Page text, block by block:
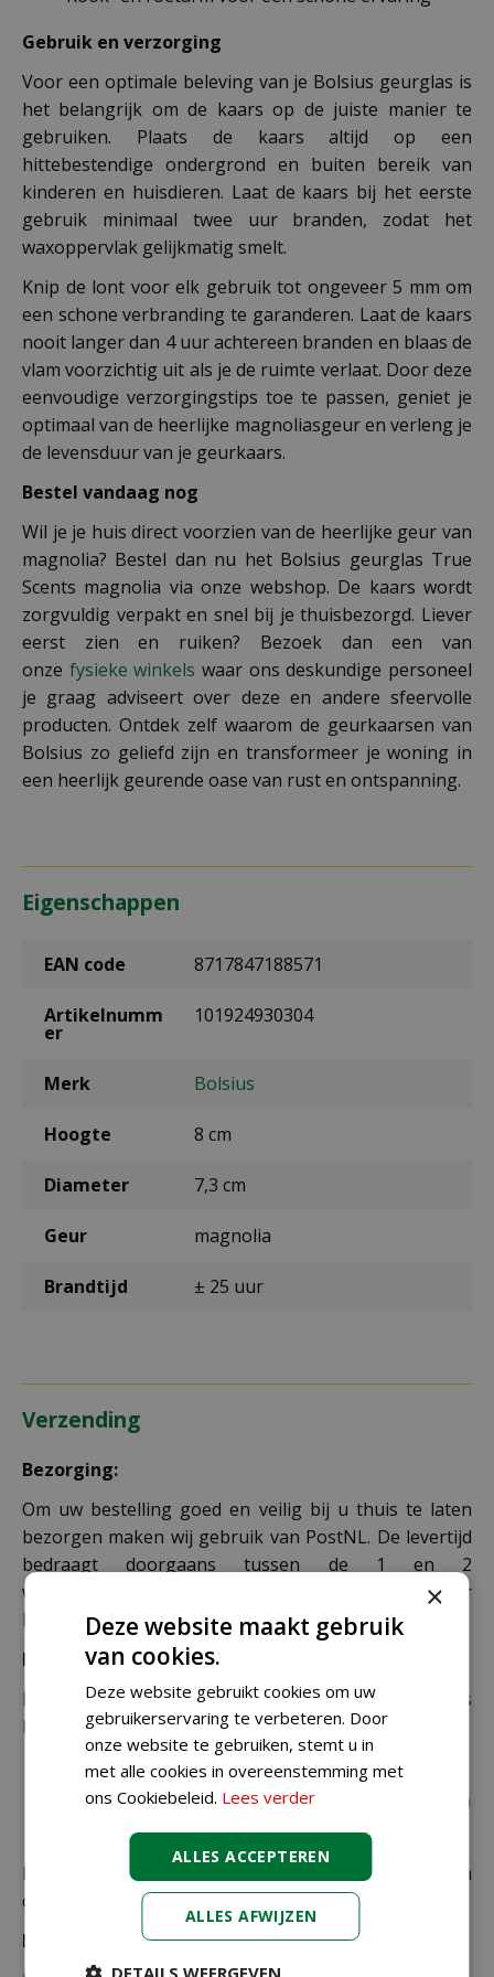
Gebruik en verzorging
Voor een optimale beleving van je Bolsius geurglas is
het belangrijk om de kaars op de juiste manier te
gebruiken. Plaats de kaars altijd op een
hittebestendige ondergrond en buiten bereik van
kinderen en huisdieren. Laat de kaars bij het eerste
gebruik minimaal twee uur branden, zodat het
waxoppervlak gelijkmatig smelt.
Knip de lont voor elk gebruik tot ongeveer 5 mm om
een schone verbranding te garanderen. Laat de kaars
nooit langer dan 4 uur achtereen branden en blaas de
vlam voorzichtig uit als je de ruimte verlaat. Door deze
eenvoudige verzorgingstips toe te passen, geniet je
optimaal van de heerlijke magnoliasgeur en verleng je
de levensduur van je geurkaars.
Bestel vandaag nog
Wil je je huis direct voorzien van de heerlijke geur van
magnolia? Bestel dan nu het Bolsius geurglas True
Scents magnolia via onze webshop. De kaars wordt
zorgvuldig verpakt en snel bij je thuisbezorgd. Liever
eerst zien en ruiken? Bezoek dan een van
onze fysieke winkels waar ons deskundige personeel
je graag adviseert over deze en andere sfeervolle
producten. Ontdek zelf waarom de geurkaarsen van
Bolsius zo geliefd zijn en transformeer je woning in
een heerlijk geurende oase van rust en ontspanning.
Eigenschappen
EAN code 8717847188571
Artikelnumm
er
101924930304
Merk Bolsius
Hoogte 8 cm
Diameter 7,3 cm
Geur magnolia
Brandtijd ± 25 uur
Verzending
Bezorging:
Om uw bestelling goed en veilig bij u thuis te laten
bezorgen maken wij gebruik van PostNL. De levertijd
bedraagt doorgaans tussen de 1 en 2
werkdagen. Deze bezorgtijd geldt zowel voor
Nederland als België.
Bezorgkosten Nederland:
Bestellingen van € 49,95 of meer verzenden wij gratis
binnen Nederland.
€ 6,99 voor bestellingen onder € 49,95 voor de
rest van de producten die via pakketpost worden
verzonden.
De juiste verzendkosten worden in de laatste stap van
de winkelwagen berekend.
Bezorgkosten overige landen:
×
Deze website maakt gebruik
van cookies.
Deze website gebruikt cookies om uw
gebruikerservaring te verbeteren. Door
onze website te gebruiken, stemt u in
met alle cookies in overeenstemming met
ons Cookiebeleid. Lees verder
ALLES ACCEPTEREN
ALLES AFWIJZEN
DETAILS WEERGEVEN